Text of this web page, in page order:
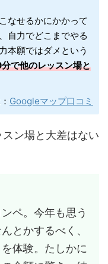
なせるかにかかって
自力でどこまでやる
本願ではダメという
で他のレッスン場と
Googleマップ口コミ
ン場と大差はない
ペ。今年も思う
とかするべく、
体験。たしかに